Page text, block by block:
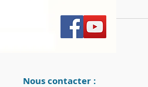
La Carte de la Culture de la Perfection
(1),les carnets de JJS, page 31
Nous contacter :